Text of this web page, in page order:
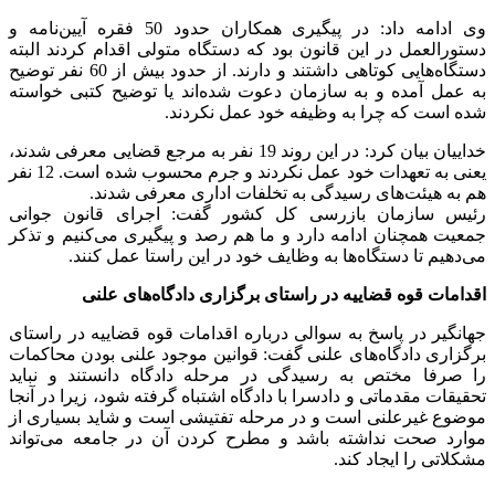
وی ادامه داد: در پیگیری همکاران حدود 50 فقره آیین‌نامه و
دستورالعمل در این قانون بود که دستگاه متولی اقدام کردند البته
دستگاه‌هایی کوتاهی داشتند و دارند. از حدود بیش از 60 نفر توضیح
به عمل آمده و به سازمان دعوت شده‌اند یا توضیح کتبی خواسته
شده است که چرا به وظیفه خود عمل نکردند.
خداییان بیان کرد: در این روند 19 نفر به مرجع قضایی معرفی شدند،
یعنی به تعهدات خود عمل نکردند و جرم محسوب شده است. 12 نفر
هم به هیئت‌های رسیدگی به تخلفات اداری معرفی شدند.
رئیس سازمان بازرسی کل کشور گفت: اجرای قانون جوانی
جمعیت همچنان ادامه دارد و ما هم رصد و پیگیری می‌کنیم و تذکر
می‌دهیم تا دستگاه‌ها به وظایف خود در این راستا عمل کنند.
اقدامات قوه قضاییه در راستای برگزاری دادگاه‌های علنی
جهانگیر در پاسخ به سوالی درباره اقدامات قوه قضاییه در راستای
برگزاری دادگاه‌های علنی گفت: قوانین موجود علنی بودن محاکمات
را صرفا مختص به رسیدگی در مرحله دادگاه دانستند و نباید
تحقیقات مقدماتی و دادسرا با دادگاه اشتباه گرفته شود، زیرا در آنجا
موضوع غیرعلنی است و در مرحله تفتیشی است و شاید بسیاری از
موارد صحت نداشته باشد و مطرح کردن آن در جامعه می‌تواند
مشکلاتی را ایجاد کند.